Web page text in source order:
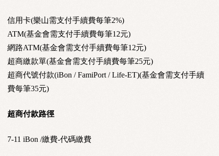
信用卡(樂山需支付手續費每筆2%)
ATM(基金會需支付手續費每筆12元)
網路ATM(基金會需支付手續費每筆12元)
超商繳款單(基金會需支付手續費每筆25元)
超商代號付款(iBon / FamiPort / Life-ET)(基金會需支付手續
費每筆35元)
超商付款路徑
7-11 iBon /繳費-代碼繳費